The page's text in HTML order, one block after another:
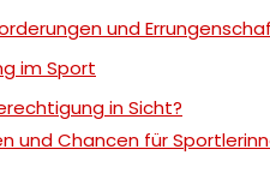
und
im Sport
in Sicht?
und Chancen für